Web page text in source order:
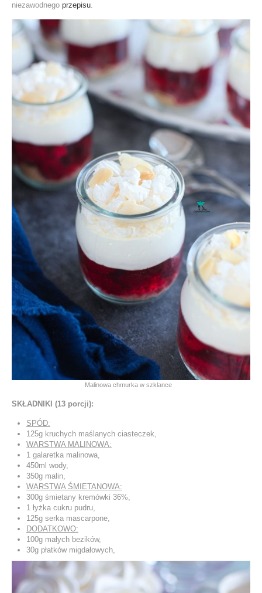
niezawodnego przepisu.
Malinowa chmurka w szklance
SKŁADNIKI (13 porcji):
SPÓD:
125g kruchych maślanych ciasteczek,
WARSTWA MALINOWA:
1 galaretka malinowa,
450ml wody,
350g malin,
WARSTWA ŚMIETANOWA:
300g śmietany kremówki 36%,
1 łyżka cukru pudru,
125g serka mascarpone,
DODATKOWO:
100g małych bezików,
30g płatków migdałowych,